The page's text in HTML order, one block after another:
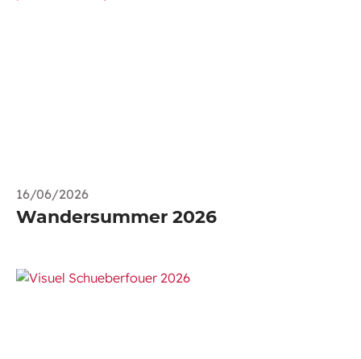
16/06/2026
Wandersummer 2026